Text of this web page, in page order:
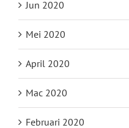
Jun 2020
Mei 2020
April 2020
Mac 2020
Februari 2020